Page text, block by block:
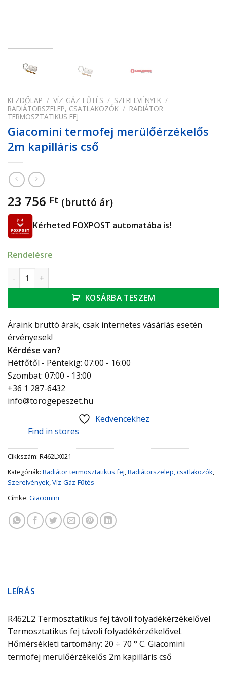
KEZDŐLAP / VÍZ-GÁZ-FŰTÉS / SZERELVÉNYEK /
RADIÁTORSZELEP, CSATLAKOZÓK / RADIÁTOR
TERMOSZTATIKUS FEJ
Giacomini termofej merülőérzékelős
2m kapilláris cső
23 756 Ft (bruttó ár)
Kérheted FOXPOST automatába is!
Rendelésre
Giacomini termofej merülőérzékelős 2m kapilláris cső
KOSÁRBA TESZEM
Áraink bruttó árak, csak internetes vásárlás esetén
érvényesek!
Kérdése van?
Hétfőtől - Péntekig: 07:00 - 16:00
Szombat: 07:00 - 13:00
+36 1 287-6432
info@torogepeszet.hu
Kedvencekhez
Find in stores
Cikkszám: R462LX021
Kategóriák: Radiátor termosztatikus fej,Radiátorszelep, csatlakozók,
Szerelvények,Víz-Gáz-Fűtés
Címke: Giacomini
LEÍRÁS
R462L2 Termosztatikus fej távoli folyadékérzékelővel
Termosztatikus fej távoli folyadékérzékelővel.
Hőmérsékleti tartomány: 20 ÷ 70 ° C. Giacomini
termofej merülőérzékelős 2m kapilláris cső